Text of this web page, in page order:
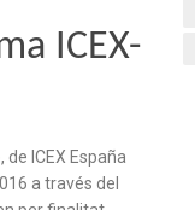
ICEX-
ICEX España
a través del